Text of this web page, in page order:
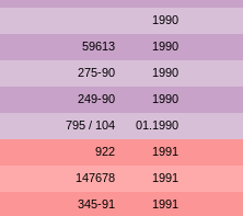
1990
59613 1990
275-90 1990
249-90 1990
795 / 104 01.1990
922 1991
147678 1991
345-91 1991